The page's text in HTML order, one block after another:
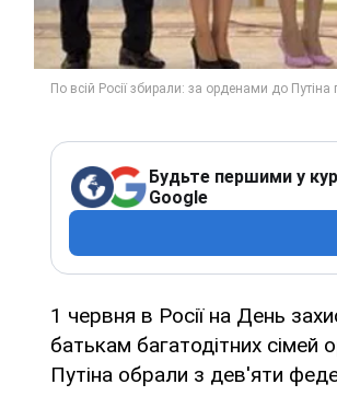
Будьте першими у
Google
1 червня в Росії на День
батькам багатодітних сімей
Путіна обрали з дев'яти